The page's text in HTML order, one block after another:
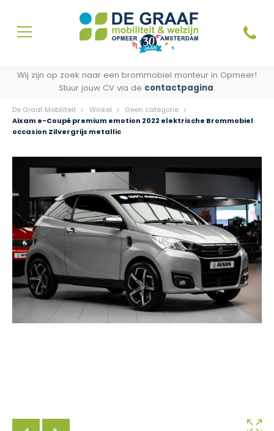
Wij zijn op zoek naar een brommobiel monteur in Opmeer!
Stuur jouw CV via de contactpagina.
De Graaf Mobiliteit Winkel
Geen categorie
Aixam e-Coupé premium emotion 2022 elektrische Brommobiel
occasion Zilvergrijs metallic